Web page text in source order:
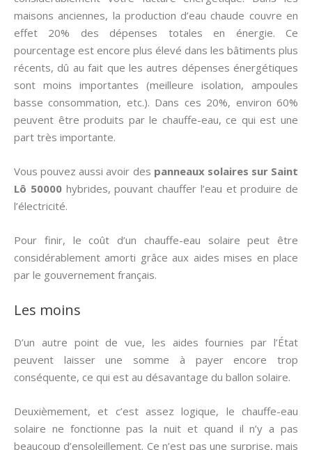
maisons anciennes, la production d’eau chaude couvre en
effet 20% des dépenses totales en énergie. Ce
pourcentage est encore plus élevé dans les bâtiments plus
récents, dû au fait que les autres dépenses énergétiques
sont moins importantes (meilleure isolation, ampoules
basse consommation, etc.). Dans ces 20%, environ 60%
peuvent être produits par le chauffe-eau, ce qui est une
part très importante.
Vous pouvez aussi avoir des panneaux solaires sur Saint
Lô 50000hybrides, pouvant chauffer l’eau et produire de
l’électricité.
Pour finir, le coût d’un chauffe-eau solaire peut être
considérablement amorti grâce aux aides mises en place
par le gouvernement français.
Les moins
D’un autre point de vue, les aides fournies par l’État
peuvent laisser une somme à payer encore trop
conséquente, ce qui est au désavantage du ballon solaire.
Deuxièmement, et c’est assez logique, le chauffe-eau
solaire ne fonctionne pas la nuit et quand il n’y a pas
beaucoup d’ensoleillement. Ce n’est pas une surprise, mais